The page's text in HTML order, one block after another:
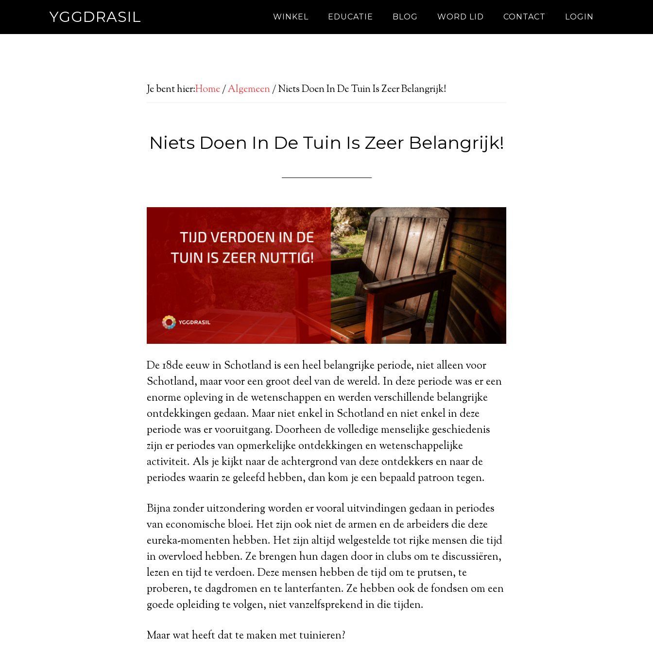
YGGDRASIL WINKEL EDUCATIE BLOG WORD LID CONTACT LOGIN
Je bent hier:Home/Algemeen/Niets Doen In De Tuin Is Zeer Belangrijk!
Niets Doen In De Tuin Is Zeer Belangrijk!
De 18de eeuw in Schotland is een heel belangrijke periode, niet alleen voor
Schotland, maar voor een groot deel van de wereld. In deze periode was er een
enorme opleving in de wetenschappen en werden verschillende belangrijke
ontdekkingen gedaan. Maar niet enkel in Schotland en niet enkel in deze
periode was er vooruitgang. Doorheen de volledige menselijke geschiedenis
zijn er periodes van opmerkelijke ontdekkingen en wetenschappelijke
activiteit. Als je kijkt naar de achtergrond van deze ontdekkers en naar de
periodes waarin ze geleefd hebben, dan kom je een bepaald patroon tegen.
Bijna zonder uitzondering worden er vooral uitvindingen gedaan in periodes
van economische bloei. Het zijn ook niet de armen en de arbeiders die deze
eureka-momenten hebben. Het zijn altijd welgestelde tot rijke mensen die tijd
in overvloed hebben. Ze brengen hun dagen door in clubs om te discussiëren,
lezen en tijd te verdoen. Deze mensen hebben de tijd om te prutsen, te
proberen, te dagdromen en te lanterfanten. Ze hebben ook de fondsen om een
goede opleiding te volgen, niet vanzelfsprekend in die tijden.
Maar wat heeft dat te maken met tuinieren?